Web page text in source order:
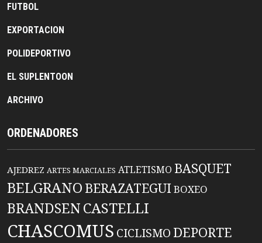
FUTBOL
EXPORTACION
POLIDEPORTIVO
EL SUPLENTOON
ARCHIVO
ORDENADORES
AJEDREZ ARTES MARCIALES ATLETISMO BASQUET
BELGRANO BERAZATEGUIBOXEO
BRANDSENCASTELLI
CHASCOMUS CICLISMO DEPORTE